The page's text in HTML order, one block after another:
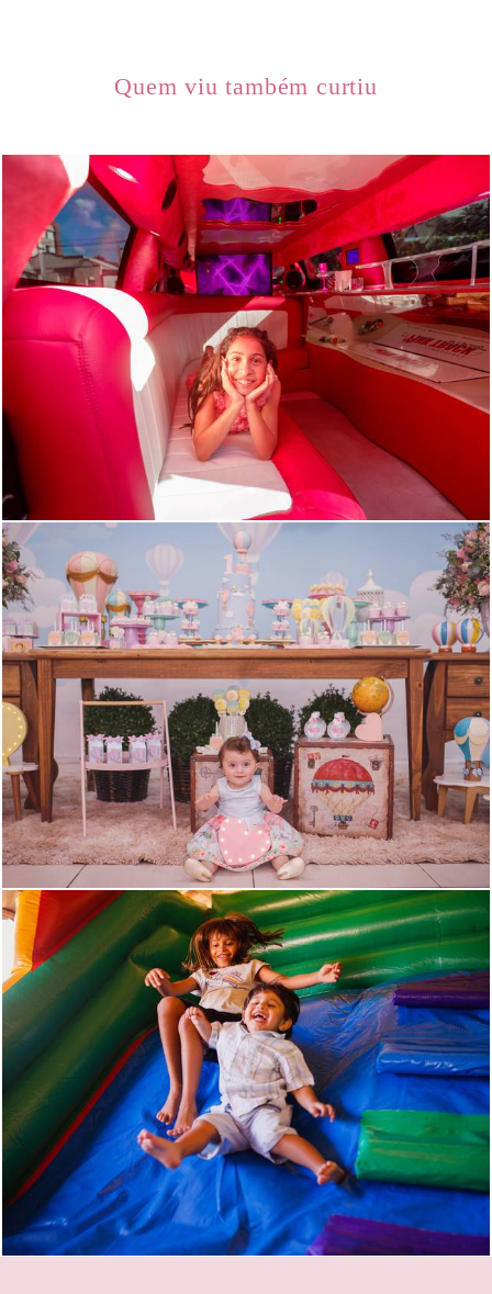
Quem viu também curtiu
449 0
1689 0
1229 0